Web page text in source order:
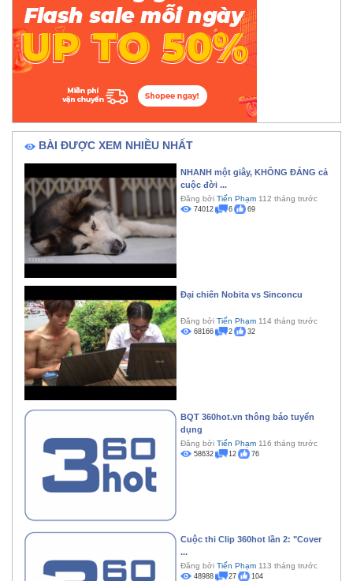
BÀI ĐƯỢC XEM NHIỀU NHẤT
NHANH một giây, KHÔNG ĐÁNG cả
cuộc đời ...
Đăng bởi Tiến Phạm 112 tháng trước
74012 6 69
Đại chiến Nobita vs Sinconcu
Đăng bởi Tiến Phạm 114 tháng trước
68166 2 32
BQT 360hot.vn thông báo tuyển
dụng
Đăng bởi Tiến Phạm 116 tháng trước
58632 12 76
Cuộc thi Clip 360hot lần 2: "Cover
...
Đăng bởi Tiến Phạm 113 tháng trước
48988 27 104